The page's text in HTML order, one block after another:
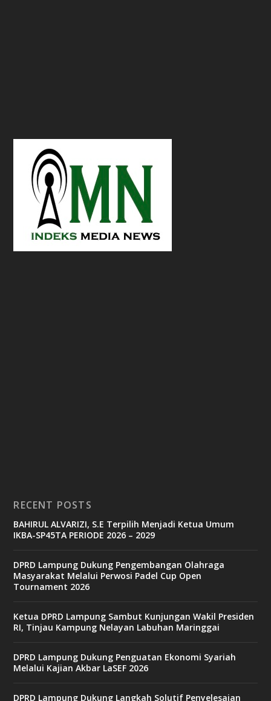
RECENT POSTS
BAHIRUL ALVARIZI, S.E Terpilih Menjadi Ketua Umum
IKBA-SP45TA PERIODE 2026 – 2029
DPRD Lampung Dukung Pengembangan Olahraga
Masyarakat Melalui Perwosi Padel Cup Open
Tournament 2026
Ketua DPRD Lampung Sambut Kunjungan Wakil Presiden
RI, Tinjau Kampung Nelayan Labuhan Maringgai
DPRD Lampung Dukung Penguatan Ekonomi Syariah
Melalui Kajian Akbar LaSEF 2026
DPRD Lampung Dukung Langkah Solutif Penyelesaian